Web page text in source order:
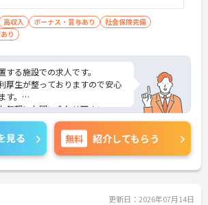
高収入 ボーナス・賞与あり
社会保険完備
り
る施設での求人です。
厚生が整っておりますので安心
。
気軽にお問い合わせ下さい。
見る 無料 紹介してもらう
更新日：2026年07月14日